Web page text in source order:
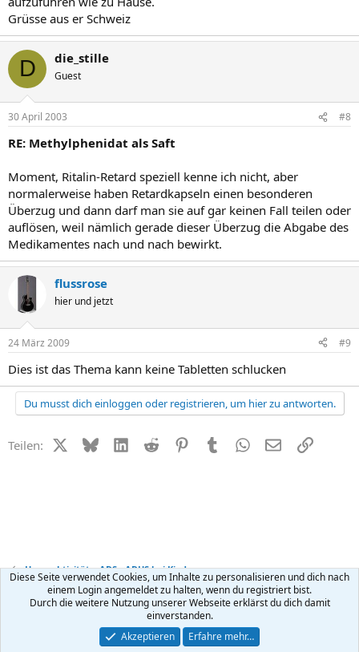
Grüsse aus er Schweiz
D die_stille
Guest
30 April 2003 #8
RE: Methylphenidat als Saft
Moment, Ritalin-Retard speziell kenne ich nicht, aber
normalerweise haben Retardkapseln einen besonderen
Überzug und dann darf man sie auf gar keinen Fall teilen oder
auflösen, weil nämlich gerade dieser Überzug die Abgabe des
Medikamentes nach und nach bewirkt.
flussrose
hier und jetzt
24 März 2009 #9
Dies ist das Thema kann keine Tabletten schlucken
Du musst dich einloggen oder registrieren, um hier zu antworten.
Teilen: X (Twitter)
BlueskyLinkedIn
Reddit PinterestTumblr WhatsApp
E-MailLink
Hyperaktivität + ADS - ADHS bei Kindern
Kontakt Nutzungsbedingungen Datenschutz Hilfe
R
Community platform by XenForo ® © 2010-2026 XenForo Ltd.
Diese Seite verwendet Cookies, um Inhalte zu personalisieren und dich nach
einem Login angemeldet zu halten, wenn du registriert bist.
Durch die weitere Nutzung unserer Webseite erklärst du dich damit
einverstanden.
Akzeptieren
Erfahre mehr…